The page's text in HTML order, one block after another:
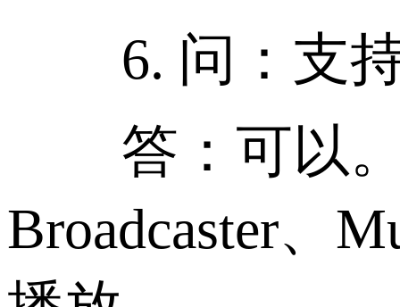
6. 问：支持
答：可以。
Broadcaster、